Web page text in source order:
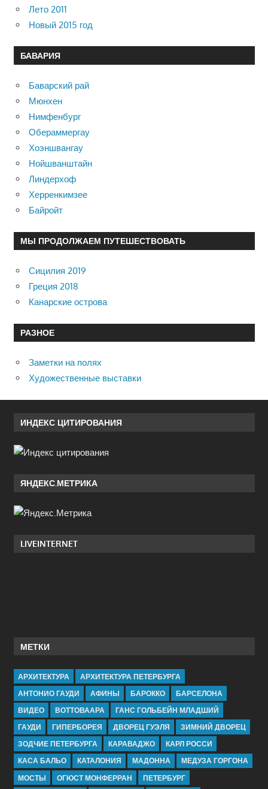
Лето 2011
Новый 2015 год
БАВАРИЯ
Баварский рай
Мюнхен
Нимфенбург
Обераммергау
Хоэншвангау
Нойшванштайн
Линдерхоф
Херренкимзее
Байройт
МЫ ПРОДОЛЖАЕМ ПУТЕШЕСТВОВАТЬ
Сицилия 2019
Греция 2018
Канарские острова
РАЗНОЕ
Заметки на полях
Художественные выставки
ИНДЕКС ЦИТИРОВАНИЯ
ЯНДЕКС.МЕТРИКА
LIVEINTERNET
МЕТКИ
АРХИТЕКТУРА
АРХИТЕКТУРА ПЕТЕРБУРГА
АНТОНИО ГАУДИ
АФИНЫ БАРОККО
БАРСЕЛОНА
ВИДЕО
ВОТТОВААРА
ГАНС ГОЛЬБЕЙН МЛАДШИЙ
ГАУДИ
ГИПЕРБОРЕЯ ДВОРЕЦ ГУЭЛЯ
ЗИМНИЙ ДВОРЕЦ
ЗОДЧИЕ ПЕТЕРБУРГА
КАРАВАДЖО
КАРЛ РОССИ
КАСА БАЛЬО
КАТАЛОНИЯ МАДОННА
МЕДУЗА ГОРГОНА
МОСТЫ
ОГЮСТ МОНФЕРРАН ПЕТЕРБУРГ